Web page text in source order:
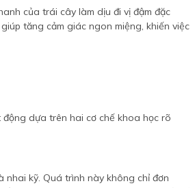
của trái cây làm dịu đi vị đậm đặc
tăng cảm giác ngon miệng, khiến việc
dựa trên hai cơ chế khoa học rõ
nhai kỹ. Quá trình này không chỉ đơn